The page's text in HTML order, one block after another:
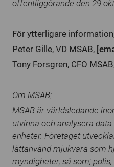
offentliggörande den 29
För ytterligare
Peter Gille, VD MSAB,
Tony Forsgren, CFO
Om MSAB:
MSAB är världsledande
utvinna och analysera
enheter. Företaget
lättanvänd mjukvara som
myndigheter, så som;